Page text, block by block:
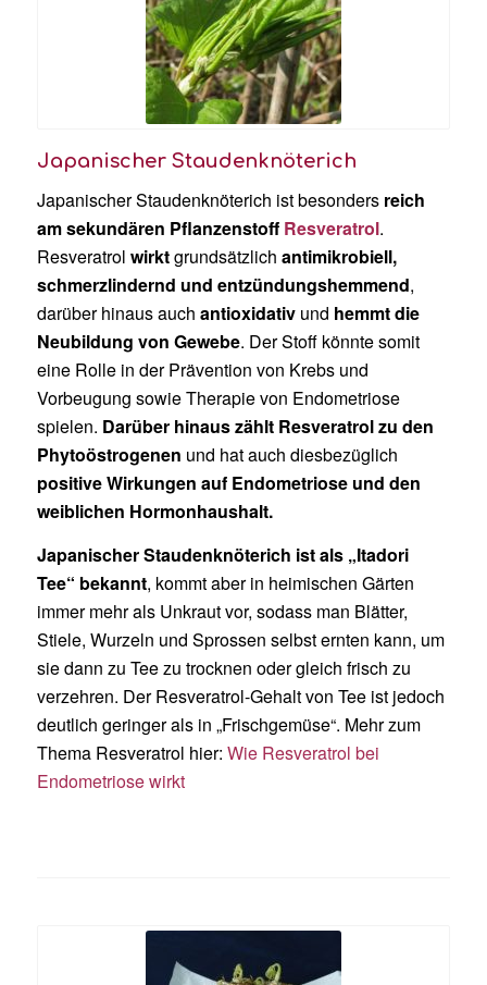
Japanischer Staudenknöterich
Japanischer Staudenknöterich ist besonders reich
am sekundären Pflanzenstoff Resveratrol.
Resveratrol wirktgrundsätzlich antimikrobiell,
schmerzlindernd und entzündungshemmend,
darüber hinaus auch antioxidativund hemmt die
Neubildung von Gewebe. Der Stoff könnte somit
eine Rolle in der Prävention von Krebs und
Vorbeugung sowie Therapie von Endometriose
spielen. Darüber hinaus zählt Resveratrol zu den
Phytoöstrogenen und hat auch diesbezüglich
positive Wirkungen auf Endometriose und den
weiblichen Hormonhaushalt.
Japanischer Staudenknöterich ist als „Itadori
Tee“ bekannt, kommt aber in heimischen Gärten
immer mehr als Unkraut vor, sodass man Blätter,
Stiele, Wurzeln und Sprossen selbst ernten kann, um
sie dann zu Tee zu trocknen oder gleich frisch zu
verzehren. Der Resveratrol-Gehalt von Tee ist jedoch
deutlich geringer als in „Frischgemüse“. Mehr zum
Thema Resveratrol hier: Wie Resveratrol bei
Endometriose wirkt